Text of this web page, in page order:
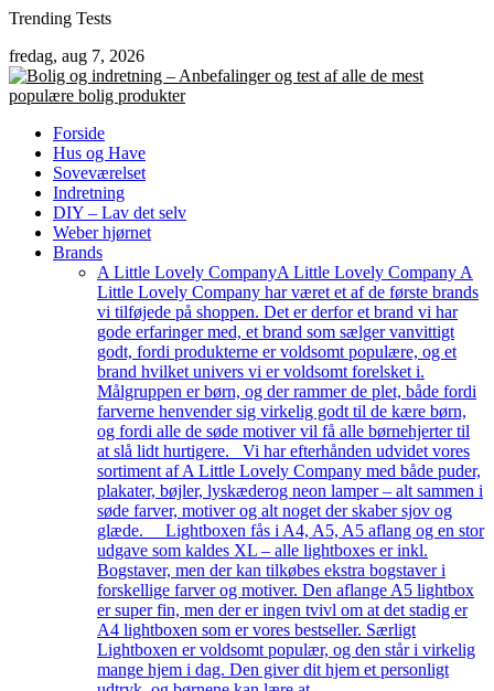
Skip
content
Trending Tests
fredag, aug 7, 2026
Forside
Hus og Have
Soveværelset
Indretning
DIY – Lav det selv
Weber hjørnet
Brands
A Little Lovely CompanyA Little Lovely Company A
Little Lovely Company har været et af de første brands
vi tilføjede på shoppen. Det er derfor et brand vi har
gode erfaringer med, et brand som sælger vanvittigt
godt, fordi produkterne er voldsomt populære, og et
brand hvilket univers vi er voldsomt forelsket i.
Målgruppen er børn, og der rammer de plet, både fordi
farverne henvender sig virkelig godt til de kære børn,
og fordi alle de søde motiver vil få alle børnehjerter til
at slå lidt hurtigere. Vi har efterhånden udvidet vores
sortiment af A Little Lovely Company med både puder,
plakater, bøjler, lyskæderog neon lamper – alt sammen i
søde farver, motiver og alt noget der skaber sjov og
glæde. Lightboxen fås i A4, A5, A5 aflang og en stor
udgave som kaldes XL – alle lightboxes er inkl.
Bogstaver, men der kan tilkøbes ekstra bogstaver i
forskellige farver og motiver. Den aflange A5 lightbox
er super fin, men der er ingen tvivl om at det stadig er
A4 lightboxen som er vores bestseller. Særligt
Lightboxen er voldsomt populær, og den står i virkelig
mange hjem i dag. Den giver dit hjem et personligt